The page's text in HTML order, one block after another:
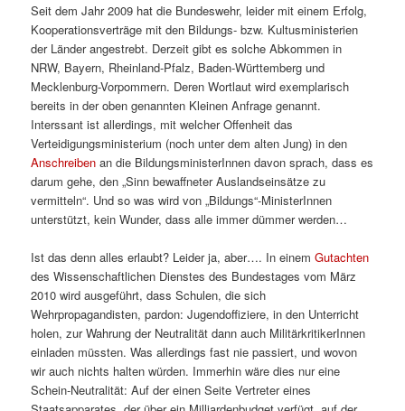
Seit dem Jahr 2009 hat die Bundeswehr, leider mit einem Erfolg,
Kooperationsverträge mit den Bildungs- bzw. Kultusministerien
der Länder angestrebt. Derzeit gibt es solche Abkommen in
NRW, Bayern, Rheinland-Pfalz, Baden-Württemberg und
Mecklenburg-Vorpommern. Deren Wortlaut wird exemplarisch
bereits in der oben genannten Kleinen Anfrage genannt.
Interssant ist allerdings, mit welcher Offenheit das
Verteidigungsministerium (noch unter dem alten Jung) in den
Anschreibenan die BildungsministerInnen davon sprach, dass es
darum gehe, den „Sinn bewaffneter Auslandseinsätze zu
vermitteln“. Und so was wird von „Bildungs“-MinisterInnen
unterstützt, kein Wunder, dass alle immer dümmer werden…
Ist das denn alles erlaubt? Leider ja, aber…. In einemGutachten
des Wissenschaftlichen Dienstes des Bundestages vom März
2010 wird ausgeführt, dass Schulen, die sich
Wehrpropagandisten, pardon: Jugendoffiziere, in den Unterricht
holen, zur Wahrung der Neutralität dann auch MilitärkritikerInnen
einladen müssten. Was allerdings fast nie passiert, und wovon
wir auch nichts halten würden. Immerhin wäre dies nur eine
Schein-Neutralität: Auf der einen Seite Vertreter eines